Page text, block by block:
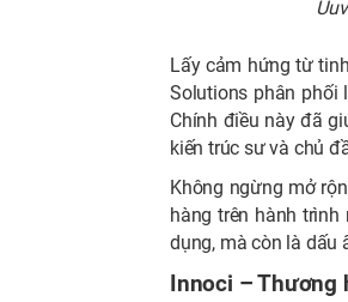
Lấy cảm hứng từ
Solutions phân phối
Chính điều này đã
kiến trúc sư và chủ
Không ngừng mở
hàng trên hành
dụng, mà còn là dấu
Innoci – Thương